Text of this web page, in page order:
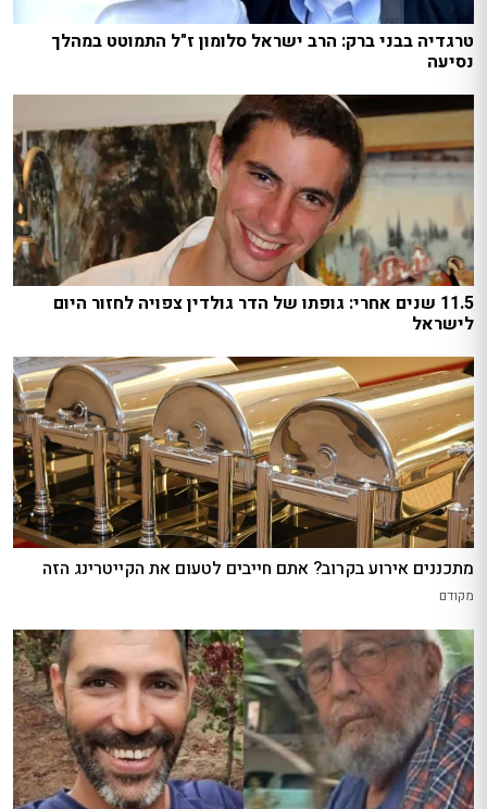
טרגדיה בבני ברק: הרב ישראל סלומון ז"ל התמוטט במהלך
נסיעה
11.5 שנים אחרי: גופתו של הדר גולדין צפויה לחזור היום
לישראל
מתכננים אירוע בקרוב? אתם חייבים לטעום את הקייטרינג הזה
מקודם